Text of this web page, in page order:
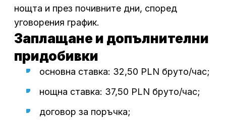
нощта и през почивните дни, според
уговорения график.
Заплащане и допълнителни
придобивки
основна ставка: 32,50 PLN бруто/час;
нощна ставка: 37,50 PLN бруто/час;
договор за поръчка;